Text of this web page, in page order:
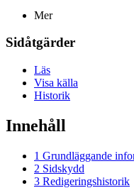
Mer
Sidåtgärder
Läs
Visa källa
Historik
Innehåll
1 Grundläggande
2 Sidskydd
3 Redigeringshistorik